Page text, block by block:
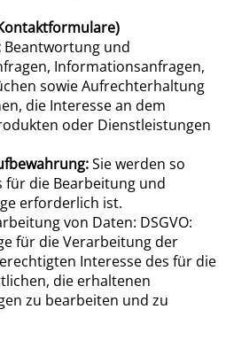
Beantwortung und
Informationsanfragen,
sowie Aufrechterhaltung
die Interesse an dem
oder Dienstleistungen
Sie werden so
für die Bearbeitung und
erforderlich ist.
von Daten: DSGVO:
für die Verarbeitung der
Interesse des für die
die erhaltenen
zu bearbeiten und zu